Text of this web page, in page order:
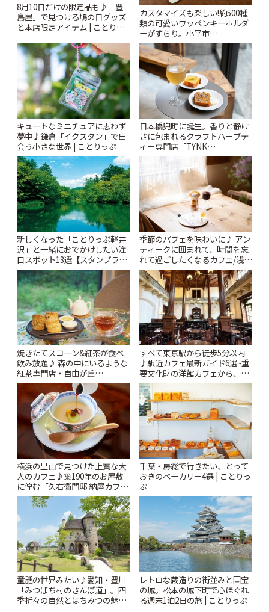
8月10日だけの限定品も♪「豊
島屋」で見つける鳩の日グッズ
と本店限定アイテム | ことりっ
カスタマイズも楽しい!約500種
類の可愛いワッペンキーホルダ
ーがずらり。小平市
「Kimamaya T&K」 | ことりっ
ぷ
キュートなミニチュアに思わず
夢中♪鎌倉「イクスタン」で出
会う小さな世界 | ことりっぷ
日本橋兜町に誕生。香りと静け
さに包まれるクラフトハーブテ
ィー専門店「TYNK
Kabutocho」 | ことりっぷ
新しくなった「ことりっぷ軽井
沢」と一緒におでかけしたい注
目スポット13選【スタンプラリ
ー開催中】 | ことりっぷ
季節のパフェを味わいに♪ アン
ティークに囲まれて、時間を忘
れて過ごしたくなるカフェ/浅草
「annorum cafe」 | ことりっぷ
焼きたてスコーン&紅茶が食べ
飲み放題♪ 森の中にいるような
紅茶専門店・自由が丘
「YOTSUBA TEA」でのんびり
時間 | ことりっぷ
すべて東京駅から徒歩5分以内
♪駅近カフェ最新ガイド6選~重
要文化財の洋館カフェから、改
札すぐのレトロ喫茶まで~ | こと
りっぷ
横浜の里山で見つけた上質な大
人のカフェ♪築190年のお屋敷
に佇む「久右衛門邸 納屋カフ
ェ」 | ことりっぷ
千葉・房総で行きたい、とって
おきのベーカリー4選 | ことりっ
ぷ
童話の世界みたい♪愛知・豊川
「みつばち村のさんぽ道」。四
季折々の自然とはちみつの魅力
レトロな蔵造りの街並みと国宝
の城。松本の城下町で心ほぐれ
る週末1泊2日の旅 | ことりっぷ